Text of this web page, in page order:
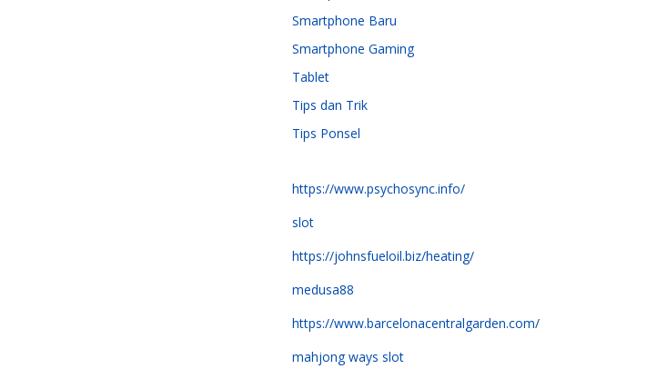
Smartphone Baru
Smartphone Gaming
Tablet
Tips dan Trik
Tips Ponsel
https://www.psychosync.info/
slot
https://johnsfueloil.biz/heating/
medusa88
https://www.barcelonacentralgarden.com/
mahjong ways slot